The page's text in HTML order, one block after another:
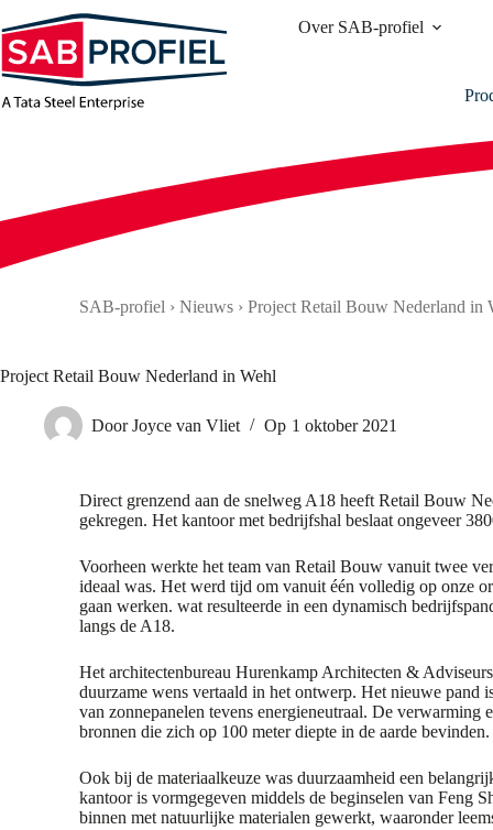
naar
de
inhoud
Over SAB-profiel
SAB-profiel › Nieuws › Project Retail Bouw Nederland in
Project Retail Bouw Nederland in Wehl
Door Joyce van Vliet Op 1 oktober 2021
Direct grenzend aan de snelweg A18 heeft Retail Bouw
gekregen. Het kantoor met bedrijfshal beslaat ongeveer
Voorheen werkte het team van Retail Bouw vanuit twee
ideaal was. Het werd tijd om vanuit één volledig op onze
gaan werken. wat resulteerde in een dynamisch
langs de A18.
Het architectenbureau Hurenkamp Architecten &
duurzame wens vertaald in het ontwerp. Het nieuwe pand
van zonnepanelen tevens energieneutraal. De verwarming
bronnen die zich op 100 meter diepte in de aarde bevinden.
Ook bij de materiaalkeuze was duurzaamheid een
kantoor is vormgegeven middels de beginselen van Feng
binnen met natuurlijke materialen gewerkt, waaronder